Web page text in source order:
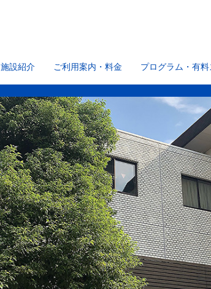
施設紹介 ご利用案内・料金 プログラム・有